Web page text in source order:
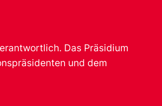
Das Präsidium
und dem